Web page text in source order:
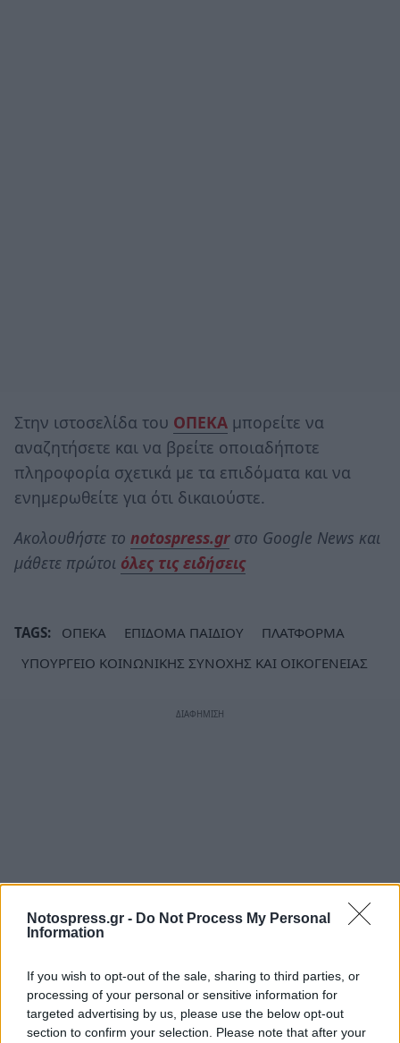
Notospress.gr - Do Not Process My Personal
Information
If you wish to opt-out of the sale, sharing to third parties, or
processing of your personal or sensitive information for
targeted advertising by us, please use the below opt-out
section to confirm your selection. Please note that after your
Στην ιστοσελίδα του ΟΠΕΚΑ μπορείτε να
αναζητήσετε και να βρείτε οποιαδήποτε
πληροφορία σχετικά με τα επιδόματα και να
ενημερωθείτε για ότι δικαιούστε.
Ακολουθήστε το notospress.grστο Google News και
μάθετε πρώτοι όλες τις ειδήσεις
TAGS: ΟΠΕΚΑ ΕΠΙΔΟΜΑ ΠΑΙΔΙΟΥ
ΠΛΑΤΦΟΡΜΑ
ΥΠΟΥΡΓΕΙΟ ΚΟΙΝΩΝΙΚΗΣ ΣΥΝΟΧΗΣ ΚΑΙ ΟΙΚΟΓΕΝΕΙΑΣ